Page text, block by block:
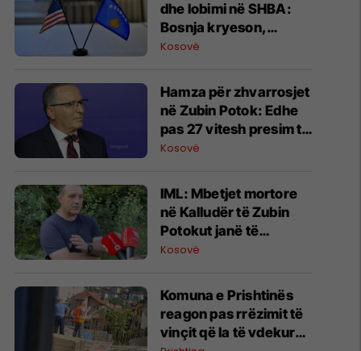
dhe lobimi në SHBA:
Bosnja kryeson,
Kosova e Mali i Zi pa
Kosovë
Hamza për zhvarrosjet
në Zubin Potok: Edhe
pas 27 vitesh presim të
vërtetën për të
Kosovë
IML: Mbetjet mortore
në Kalludër të Zubin
Potokut janë të
njerëzve, puna do të
Kosovë
Komuna e Prishtinës
reagon pas rrëzimit të
vinçit që la të vdekur